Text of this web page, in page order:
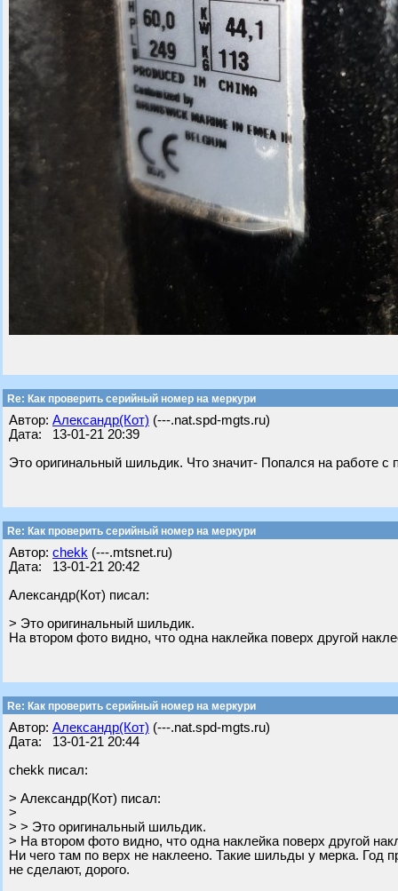
Re: Как проверить серийный номер на меркури
Автор: Александр(Кот) (---.nat.spd-mgts.ru)
Дата: 13-01-21 20:39
Это оригинальный шильдик. Что значит- Попался на работе с
Re: Как проверить серийный номер на меркури
Автор: chekk (---.mtsnet.ru)
Дата: 13-01-21 20:42
Александр(Кот) писал:
> Это оригинальный шильдик.
На втором фото видно, что одна наклейка поверх другой
Re: Как проверить серийный номер на меркури
Автор: Александр(Кот) (---.nat.spd-mgts.ru)
Дата: 13-01-21 20:44
chekk писал:
> Александр(Кот) писал:
>
> > Это оригинальный шильдик.
> На втором фото видно, что одна наклейка поверх другой
Ни чего там по верх не наклеено. Такие шильды у мерка. Год
не сделают, дорого.